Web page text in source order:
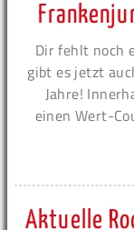
Dir fehlt noch
gibt es jetzt
Jahre!
einen Wert-
Aktuelle